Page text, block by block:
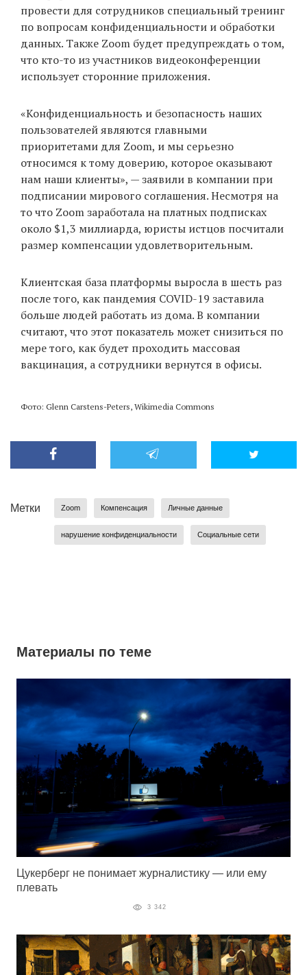
провести для сотрудников специальный тренинг
по вопросам конфиденциальности и обработки
данных. Также Zoom будет предупреждать о том,
что кто-то из участников видеоконференции
использует сторонние приложения.
«Конфиденциальность и безопасность наших
пользователей являются главными
приоритетами для Zoom, и мы серьезно
относимся к тому доверию, которое оказывают
нам наши клиенты», — заявили в компании при
подписании мирового соглашения. Несмотря на
то что Zoom заработала на платных подписках
около $1,3 миллиарда, юристы истцов посчитали
размер компенсации удовлетворительным.
Клиентская база платформы выросла в шесть раз
после того, как пандемия COVID-19 заставила
больше людей работать из дома. В компании
считают, что этот показатель может снизиться по
мере того, как будет проходить массовая
вакцинация, а сотрудники вернутся в офисы.
Фото: Glenn Carstens-Peters, Wikimedia Commons
Метки Zoom Компенсация Личные данные
нарушение конфиденциальности Социальные сети
Материалы по теме
Цукерберг не понимает журналистику — или ему
плевать
3 342